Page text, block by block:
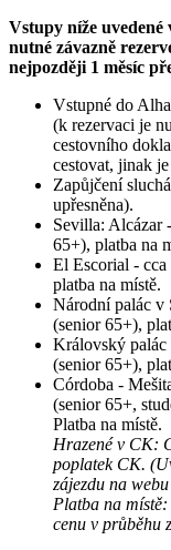
Vstupy níže
nutné závazně
nejpozději 1 měsíc
Vstupné do
(k rezervaci je
cestovního
cestovat, jinak
Zapůjčení
upřesněna).
Sevilla: Alcázar
65+), platba na
El Escorial -
platba na místě.
Národní palác v
(senior 65+),
Královský palác
(senior 65+),
Córdoba -
(senior 65+,
Platba na místě.
Hrazené v CK:
poplatek CK.
zájezdu na
Platba na
cenu v průběhu